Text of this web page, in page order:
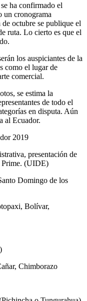
ha confirmado el
un cronograma
octubre se publique el
ruta. Lo cierto es que el
los auspiciantes de la
como el lugar de
comercial.
se estima la
de todo el
en disputa. Aún
al Ecuador.
2019
presentación de
Prime. (UIDE)
Domingo de los
Bolívar,
Chimborazo